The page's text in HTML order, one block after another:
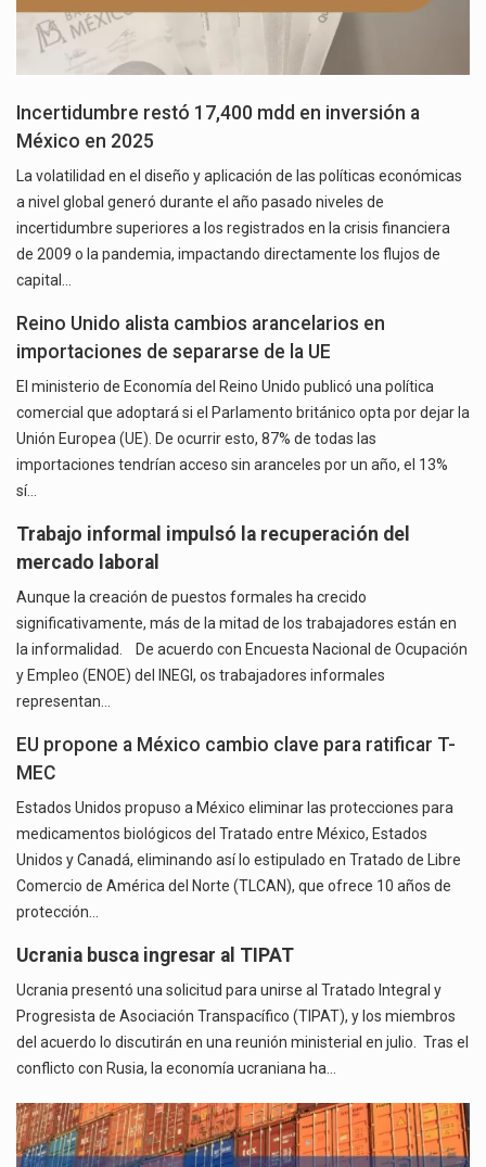
Incertidumbre restó 17,400 mdd en inversión a
México en 2025
La volatilidad en el diseño y aplicación de las políticas económicas
a nivel global generó durante el año pasado niveles de
incertidumbre superiores a los registrados en la crisis financiera
de 2009 o la pandemia, impactando directamente los flujos de
capital…
Reino Unido alista cambios arancelarios en
importaciones de separarse de la UE
El ministerio de Economía del Reino Unido publicó una política
comercial que adoptará si el Parlamento británico opta por dejar la
Unión Europea (UE). De ocurrir esto, 87% de todas las
importaciones tendrían acceso sin aranceles por un año, el 13%
sí…
Trabajo informal impulsó la recuperación del
mercado laboral
Aunque la creación de puestos formales ha crecido
significativamente, más de la mitad de los trabajadores están en
la informalidad. De acuerdo con Encuesta Nacional de Ocupación
y Empleo (ENOE) del INEGI, os trabajadores informales
representan…
EU propone a México cambio clave para ratificar T-
MEC
Estados Unidos propuso a México eliminar las protecciones para
medicamentos biológicos del Tratado entre México, Estados
Unidos y Canadá, eliminando así lo estipulado en Tratado de Libre
Comercio de América del Norte (TLCAN), que ofrece 10 años de
protección…
Ucrania busca ingresar al TIPAT
Ucrania presentó una solicitud para unirse al Tratado Integral y
Progresista de Asociación Transpacífico (TIPAT), y los miembros
del acuerdo lo discutirán en una reunión ministerial en julio. Tras el
conflicto con Rusia, la economía ucraniana ha…